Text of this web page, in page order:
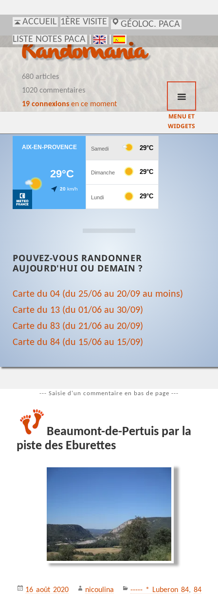
ACCUEIL 1ÈRE VISITE
GÉOLOC. PACA
LISTE NOTES PACA
Randomania
680 articles
1020 commentaires
19 connexionsen ce moment
MENU ET
WIDGETS
POUVEZ-VOUS RANDONNER
AUJOURD'HUI OU DEMAIN ?
Carte du 04 (du 25/06 au 20/09 au moins)
Carte du 13 (du 01/06 au 30/09)
Carte du 83 (du 21/06 au 20/09)
Carte du 84 (du 15/06 au 15/09)
--- Saisie d'un commentaire en bas de page ---
Beaumont-de-Pertuis par la
piste des Eburettes
Publié
16 août 2020 Auteur
nicoulina Catégories
----- * Luberon 84, 84